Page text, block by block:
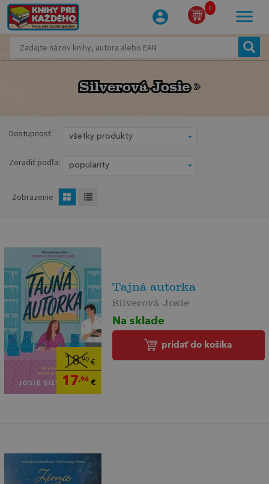
0
Silverová Josie
Silverová Josie
Dostupnosť:
Zoradiť podľa:
Zobrazenie
18,90€
17,96€
Tajná autorka
Silverová Josie
Na sklade
pridať do košíka